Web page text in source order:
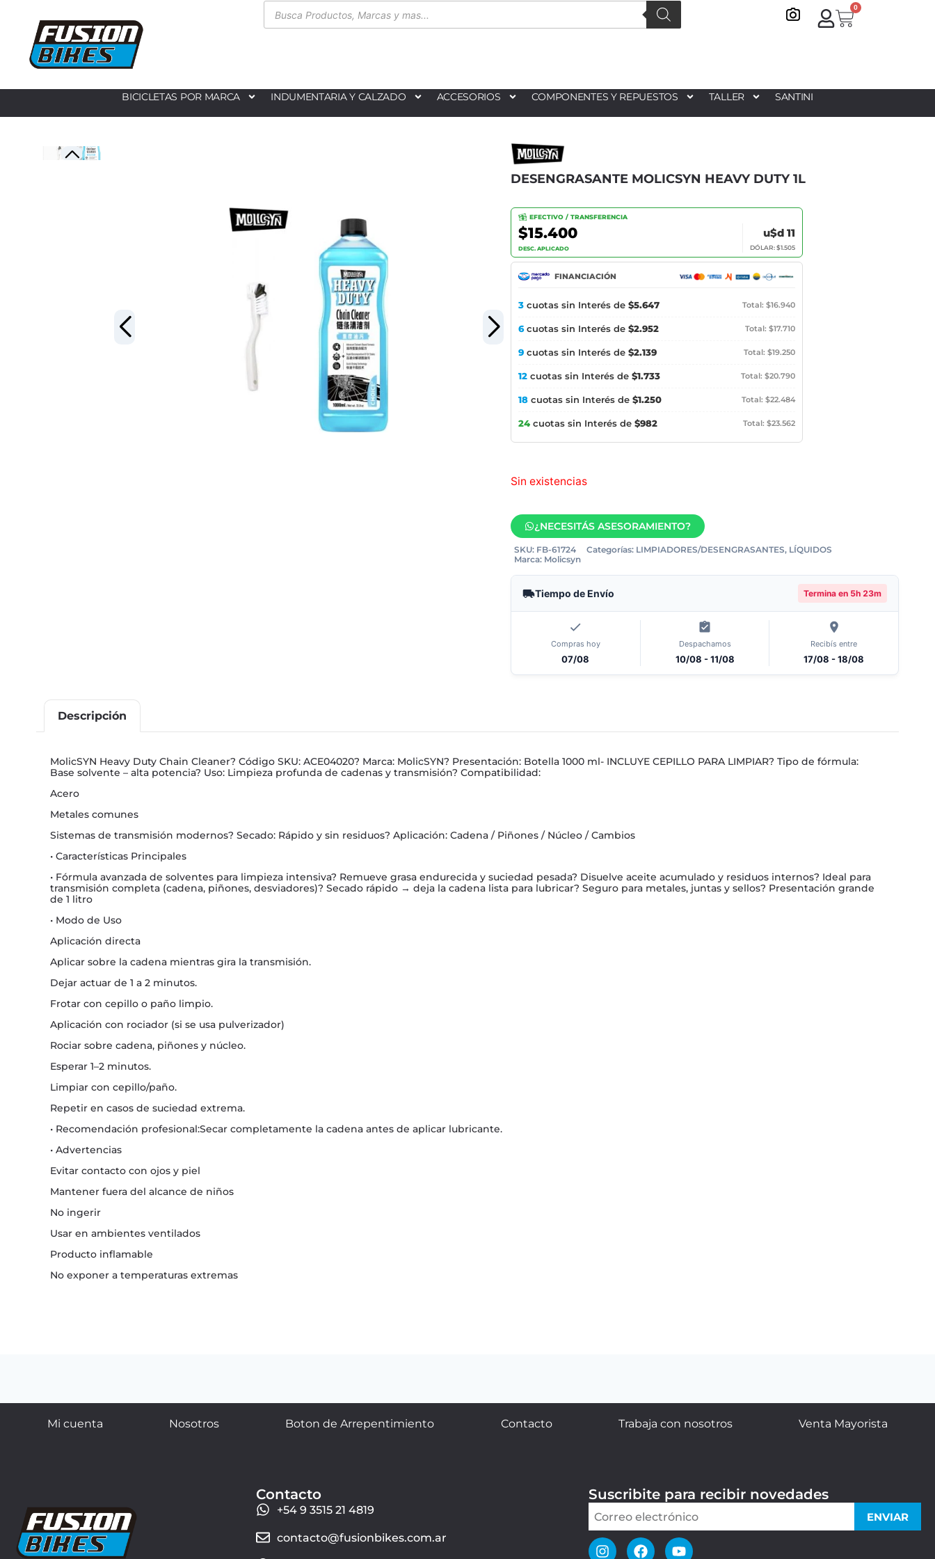
0
BICICLETAS POR MARCA INDUMENTARIA Y CALZADO ACCESORIOS COMPONENTES Y REPUESTOS TALLER SANTINI
DESENGRASANTE MOLICSYN HEAVY DUTY 1L
EFECTIVO / TRANSFERENCIA
$15.400
DESC. APLICADO
u$d 11
DÓLAR: $1.505
FINANCIACIÓN
3 cuotas sin Interés de $5.647 Total: $16.940
6cuotas sin Interés de $2.952 Total: $17.710
9 cuotas sin Interés de $2.139 Total: $19.250
12 cuotas sin Interés de $1.733 Total: $20.790
18 cuotas sin Interés de $1.250 Total: $22.484
24 cuotas sin Interés de $982 Total: $23.562
Sin existencias
¿NECESITÁS ASESORAMIENTO?
SKU: FB-61724 Categorías: LIMPIADORES/DESENGRASANTES, LÍQUIDOS
Marca: Molicsyn
Tiempo de Envío Termina en 5h 23m
Compras hoy
07/08
Despachamos
10/08 - 11/08
Recibís entre
17/08 - 18/08
Descripción
MolicSYN Heavy Duty Chain Cleaner? Código SKU: ACE04020? Marca: MolicSYN? Presentación: Botella 1000 ml- INCLUYE CEPILLO PARA LIMPIAR? Tipo de fórmula:
Base solvente – alta potencia? Uso: Limpieza profunda de cadenas y transmisión? Compatibilidad:
Acero
Metales comunes
Sistemas de transmisión modernos? Secado: Rápido y sin residuos? Aplicación: Cadena / Piñones / Núcleo / Cambios
• Características Principales
• Fórmula avanzada de solventes para limpieza intensiva? Remueve grasa endurecida y suciedad pesada? Disuelve aceite acumulado y residuos internos? Ideal para
transmisión completa (cadena, piñones, desviadores)? Secado rápido → deja la cadena lista para lubricar? Seguro para metales, juntas y sellos? Presentación grande
de 1 litro
• Modo de Uso
Aplicación directa
Aplicar sobre la cadena mientras gira la transmisión.
Dejar actuar de 1 a 2 minutos.
Frotar con cepillo o paño limpio.
Aplicación con rociador (si se usa pulverizador)
Rociar sobre cadena, piñones y núcleo.
Esperar 1–2 minutos.
Limpiar con cepillo/paño.
Repetir en casos de suciedad extrema.
• Recomendación profesional:Secar completamente la cadena antes de aplicar lubricante.
• Advertencias
Evitar contacto con ojos y piel
Mantener fuera del alcance de niños
No ingerir
Usar en ambientes ventilados
Producto inflamable
No exponer a temperaturas extremas
Mi cuenta Nosotros Boton de Arrepentimiento Contacto Trabaja con nosotros Venta Mayorista
Contacto
+54 9 3515 21 4819
contacto@fusionbikes.com.ar
Suscribite para recibir novedades
ENVIAR